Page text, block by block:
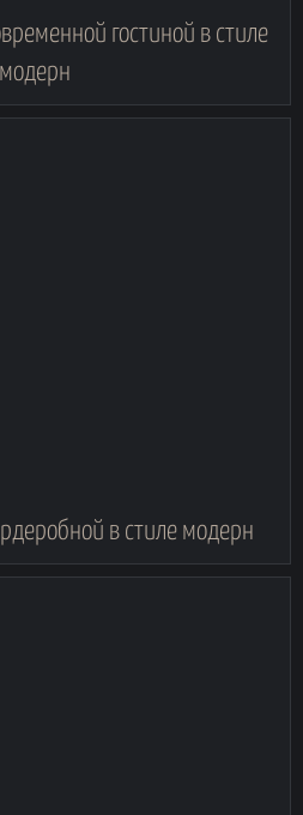
гостиной в стиле
модерн
в стиле модерн